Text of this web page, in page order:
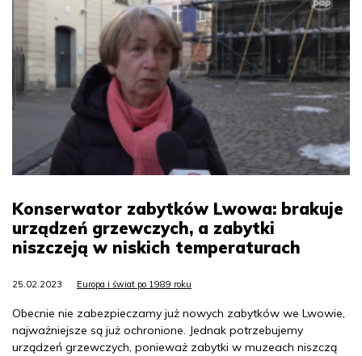
Konserwator zabytków Lwowa: brakuje
urządzeń grzewczych, a zabytki
niszczeją w niskich temperaturach
25.02.2023 Europa i świat po 1989 roku
Obecnie nie zabezpieczamy już nowych zabytków we Lwowie,
najważniejsze są już ochronione. Jednak potrzebujemy
urządzeń grzewczych, ponieważ zabytki w muzeach niszczą